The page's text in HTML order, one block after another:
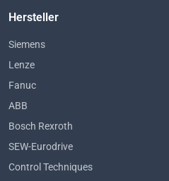
Hersteller
Siemens
Lenze
Fanuc
ABB
Bosch Rexroth
SEW-Eurodrive
Control Techniques